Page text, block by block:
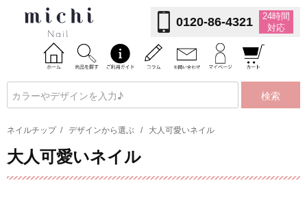
0120-86-4321
24時間
対応
検索
ネイルチップ / デザインから選ぶ / 大人可愛いネイル
大人可愛いネイル